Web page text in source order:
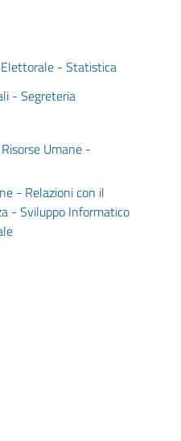
- Statistica
- Segreteria
Umane -
- Relazioni con il
- Sviluppo Informatico